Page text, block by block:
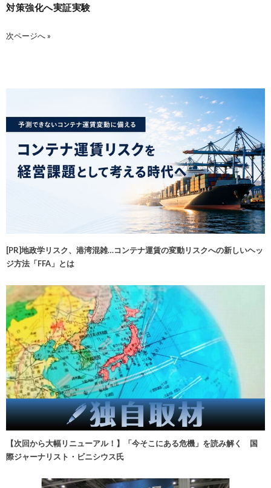
対策強化へ実証実験
次ページへ »
[PR]地政学リスク、港湾混雑…コンテナ運賃の変動リスクへの新しいヘッ
ジ方法「FFA」とは
【次回から大幅リニューアル！】「今そこにある危機」を読み解く 国
際ジャーナリスト・ビニシウス氏